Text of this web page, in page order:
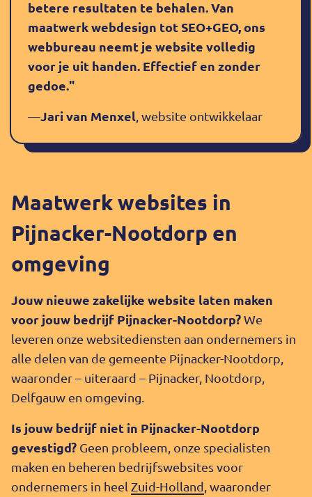
betere resultaten te behalen. Van
maatwerk webdesign tot SEO+GEO, ons
webbureau neemt je website volledig
voor je uit handen. Effectief en zonder
gedoe."
—Jari van Menxel , website ontwikkelaar
Maatwerk websites in
Pijnacker-Nootdorp en
omgeving
Jouw nieuwe zakelijke website laten maken
voor jouw bedrijf Pijnacker-Nootdorp?We
leveren onze websitediensten aan ondernemers in
alle delen van de gemeente Pijnacker-Nootdorp,
waaronder – uiteraard – Pijnacker, Nootdorp,
Delfgauw en omgeving.
Is jouw bedrijf niet in Pijnacker-Nootdorp
gevestigd? Geen probleem, onze specialisten
maken en beheren bedrijfswebsites voor
ondernemers in heel Zuid-Holland , waaronder